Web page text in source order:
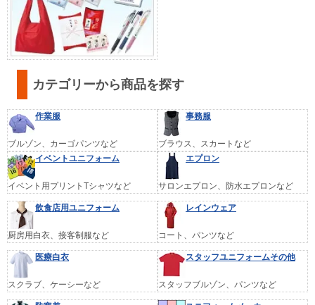
カテゴリーから商品を探す
作業服
ブルゾン、カーゴパンツなど
事務服
ブラウス、スカートなど
イベントユニフォーム
イベント用プリントTシャツなど
エプロン
サロンエプロン、防水エプロンなど
飲食店用ユニフォーム
厨房用白衣、接客制服など
レインウェア
コート、パンツなど
医療白衣
スクラブ、ケーシーなど
スタッフユニフォームその他
スタッフブルゾン、パンツなど